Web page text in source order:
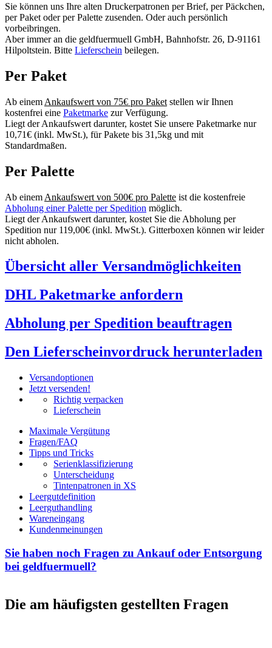
Sie können uns Ihre alten Druckerpatronen per Brief, per Päckchen,
per Paket oder per Palette zusenden. Oder auch persönlich
vorbeibringen.
Aber immer an die geldfuermuell GmbH, Bahnhofstr. 26, D-91161
Hilpoltstein. Bitte Lieferschein beilegen.
Per Paket
Ab einem Ankaufswert von 75€ pro Paket stellen wir Ihnen
kostenfrei eine Paketmarke zur Verfügung.
Liegt der Ankaufswert darunter, kostet Sie unsere Paketmarke nur
10,71€ (inkl. MwSt.), für Pakete bis 31,5kg und mit
Standardmaßen.
Per Palette
Ab einem Ankaufswert von 500€ pro Palette ist die kostenfreie
Abholung einer Palette per Spedition möglich.
Liegt der Ankaufswert darunter, kostet Sie die Abholung per
Spedition nur 119,00€ (inkl. MwSt.). Gitterboxen können wir leider
nicht abholen.
Übersicht aller Versandmöglichkeiten
DHL Paketmarke anfordern
Abholung per Spedition beauftragen
Den Lieferscheinvordruck herunterladen
Versandoptionen
Jetzt versenden!
Richtig verpacken
Lieferschein
Maximale Vergütung
Fragen/FAQ
Tipps und Tricks
Serienklassifizierung
Unterscheidung
Tintenpatronen in XS
Leergutdefinition
Leerguthandling
Wareneingang
Kundenmeinungen
Sie haben noch Fragen zu Ankauf oder Entsorgung
bei geldfuermuell?
Die am häufigsten gestellten Fragen